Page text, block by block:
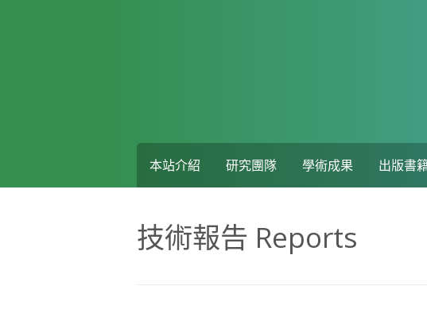
本站介紹 研究團隊 學術成果 出版書
技術報告 Reports